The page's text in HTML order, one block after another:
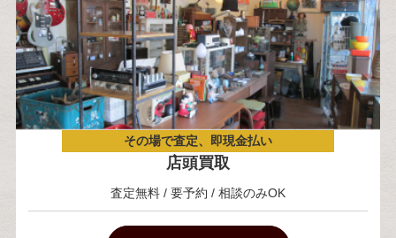
その場で査定、即現金払い
店頭買取
査定無料 / 要予約 / 相談のみOK